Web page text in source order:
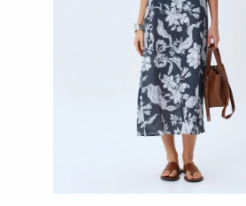
ДОБАВИТЬ В КОРЗИНУ
46 48